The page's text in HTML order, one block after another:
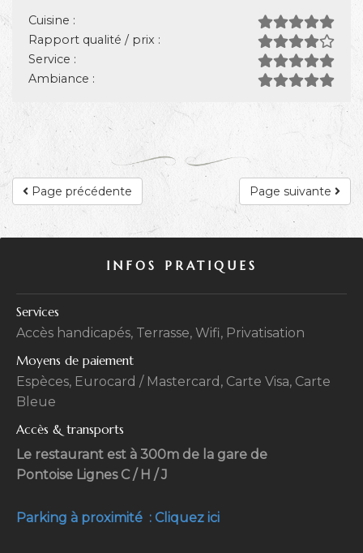
Cuisine :
Rapport qualité / prix :
Service :
Ambiance :
Page suivante
Page précédente
INFOS PRATIQUES
Services
Accès handicapés, Terrasse, Wifi, Privatisation
Moyens de paiement
Espèces, Eurocard / Mastercard, Carte Visa, Carte
Bleue
Accès & transports
Le restaurant est à 300m de la gare de
Pontoise Lignes C / H / J
Parking à proximité : Cliquez ici